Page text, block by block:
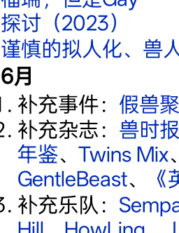
探讨（2023）
谨慎的拟人化、兽
6月
补充事件： 假兽聚
补充杂志： 兽时报
年鉴、 Twins Mix
GentleBeast、
补充乐队：